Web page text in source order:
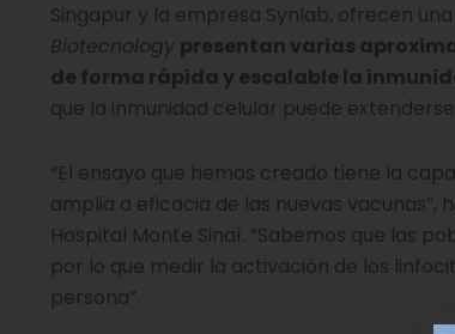
Singapur y la empresa Synlab, ofrecen
Biotecnology presentan varias
de forma rápida y escalable la
que la inmunidad celular puede
“El ensayo que hemos creado tiene la
amplia a eficacia de las nuevas
Hospital Monte Sinaí. “Sabemos que las
por lo que medir la activación de los
persona”.